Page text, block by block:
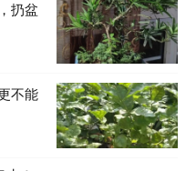
扔盆
不能